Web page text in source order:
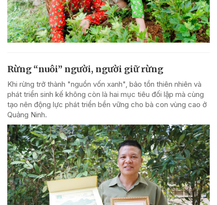
Rừng “nuôi” người, người giữ rừng
Khi rừng trở thành "nguồn vốn xanh", bảo tồn thiên nhiên và
phát triển sinh kế không còn là hai mục tiêu đối lập mà cùng
tạo nên động lực phát triển bền vững cho bà con vùng cao ở
Quảng Ninh.